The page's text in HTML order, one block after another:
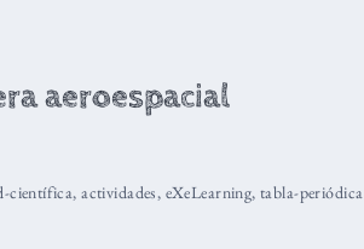
aeroespacial
científica,actividades, eXeLearning,tabla-periódica